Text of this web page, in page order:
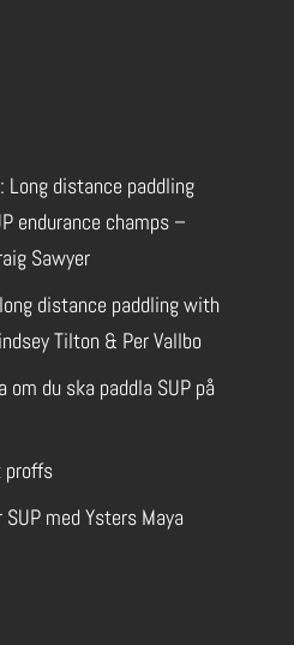
Long distance paddling
endurance champs –
Sawyer
distance paddling with
Tilton & Per Vallbo
om du ska paddla SUP på
proffs
med Ysters Maya